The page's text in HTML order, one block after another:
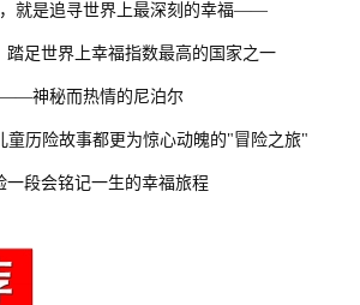
就是追寻世界上最深刻的幸福——
踏足世界上幸福指数最高的国家之一
——神秘而热情的尼泊尔
童历险故事都更为惊心动魄的"冒险之旅"
一段会铭记一生的幸福旅程